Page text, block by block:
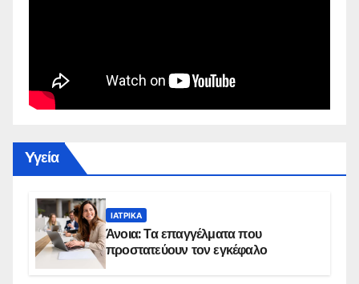
Yγεία
ΙΑΤΡΙΚΆ
Άνοια: Τα επαγγέλματα που
προστατεύουν τον εγκέφαλο